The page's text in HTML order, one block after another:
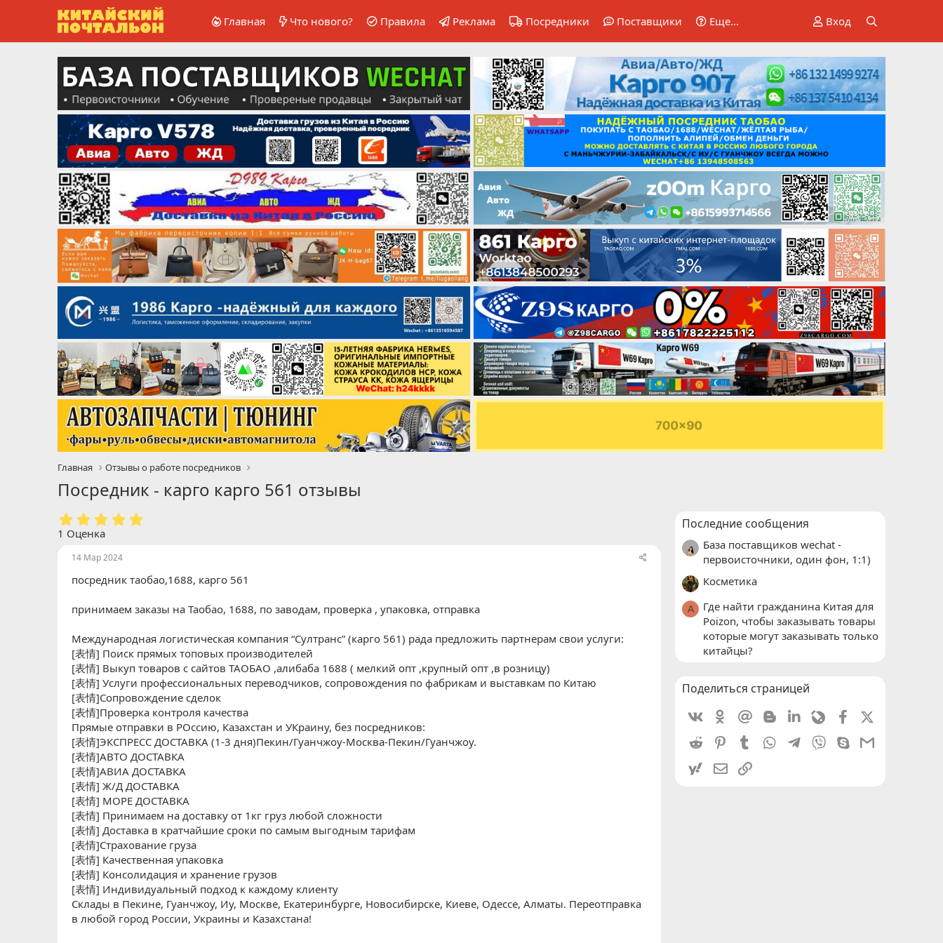
Главная Что нового? Правила Реклама Посредники Поставщики Еще... Вход
Главная Отзывы о работе посредников
Посредник - карго карго 561 отзывы
в
з
1 Оценка
14 Мар 2024
посредник таобао,1688, карго 561
принимаем заказы на Таобао, 1688, по заводам, проверка , упаковка, отправка
Международная логистическая компания “Султранс” (карго 561) рада предложить партнерам свои услуги:
[表情] Поиск прямых топовых производителей
[表情] Выкуп товаров с сайтов ТАОБАО ,алибаба 1688 ( мелкий опт ,крупный опт ,в розницу)
[表情] Услуги профессиональных переводчиков, сопровождения по фабрикам и выставкам по Китаю
[表情]Сопровождение сделок
[表情]Проверка контроля качества
Прямые отправки в РОссию, Казахстан и УКраину, без посредников:
[表情]ЭКСПРЕСС ДОСТАВКА (1-3 дня)Пекин/Гуанчжоу-Москва-Пекин/Гуанчжоу.
[表情]АВТО ДОСТАВКА
[表情]АВИА ДОСТАВКА
[表情] Ж/Д ДОСТАВКА
[表情] МОРЕ ДОСТАВКА
[表情] Принимаем на доставку от 1кг груз любой сложности
[表情] Доставка в кратчайшие сроки по самым выгодным тарифам
[表情]Страхование груза
[表情] Качественная упаковка
[表情] Консолидация и хранение грузов
[表情] Индивидуальный подход к каждому клиенту
Склады в Пекине, Гуанчжоу, Иу, Москве, Екатеринбурге, Новосибирске, Киеве, Одессе, Алматы. Переотправка
в любой город России, Украины и Казахстана!
Последние сообщения
База поставщиков wechat -
первоисточники, один фон, 1:1)
Косметика
A
Где найти гражданина Китая для
Poizon, чтобы заказывать товары
которые могут заказывать только
китайцы?
Поделиться страницей
VkontakteOdnoklassniki
Mail.ru BloggerLinkedin
LivejournalFacebook
Reddit PinterestTumblr WhatsAppTelegram
Viber SkypeGmail
yahoomailЭлектронная почта